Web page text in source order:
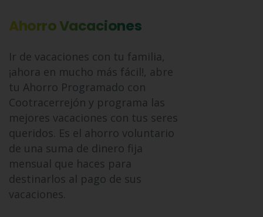
Ahorro Vacaciones
Ir de vacaciones con tu familia,
¡ahora en mucho más fácil!, abre
tu Ahorro Programado con
Cootracerrejón y programa las
mejores vacaciones con tus seres
queridos. Es el ahorro voluntario
de una suma de dinero fija
mensual que haces para
destinarlos al pago de sus
vacaciones.